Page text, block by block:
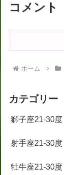
コメント
ホーム
カテゴリー
獅子座21-30度
射手座21-30度
牡牛座21-30度